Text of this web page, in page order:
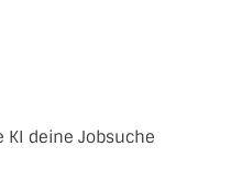
KI deine Jobsuche